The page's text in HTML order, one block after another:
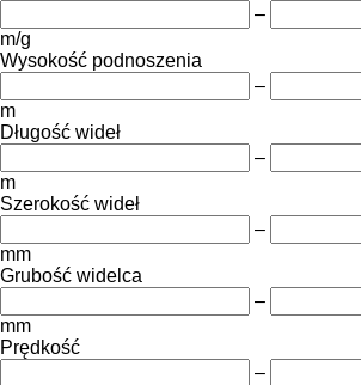
–
m/g
Wysokość podnoszenia
–
m
Długość wideł
–
m
Szerokość wideł
–
mm
Grubość widelca
–
mm
Prędkość
–